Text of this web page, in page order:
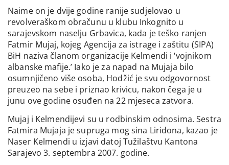
Naime on je dvije godine ranije sudjelovao u
revolveraškom obračunu u klubu Inkognito u
sarajevskom naselju Grbavica, kada je teško ranjen
Fatmir Mujaj, kojeg Agencija za istrage i zaštitu (SIPA)
BiH naziva članom organizacije Kelmendi i ‘vojnikom
albanske mafije.’ Iako je za napad na Mujaja bilo
osumnjičeno više osoba, Hodžić je svu odgovornost
preuzeo na sebe i priznao krivicu, nakon čega je u
junu ove godine osuđen na 22 mjeseca zatvora.
Mujaj i Kelmendijevi su u rodbinskim odnosima. Sestra
Fatmira Mujaja je supruga mog sina Liridona, kazao je
Naser Kelmendi u izjavi datoj Tužilaštvu Kantona
Sarajevo 3. septembra 2007. godine.